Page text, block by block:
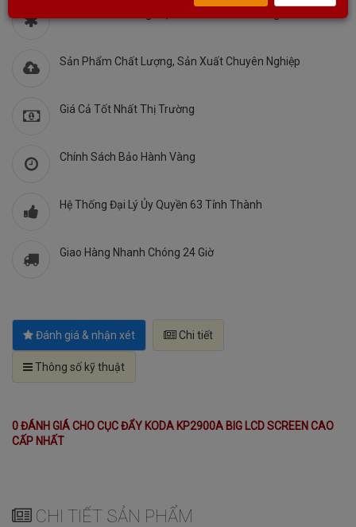
Sản Phẩm Chất Lượng, Sản Xuất Chuyên Nghiệp
Giá Cả Tốt Nhất Thị Trường
Chính Sách Bảo Hành Vàng
Hệ Thống Đại Lý Ủy Quyền 63 Tỉnh Thành
Giao Hàng Nhanh Chóng 24 Giờ
Đánh giá & nhận xét Chi tiết
Thông số kỹ thuật
0 ĐÁNH GIÁ CHO CỤC ĐẨY KODA KP2900A BIG LCD SCREEN CAO
CẤP NHẤT
CHI TIẾT SẢN PHẨM